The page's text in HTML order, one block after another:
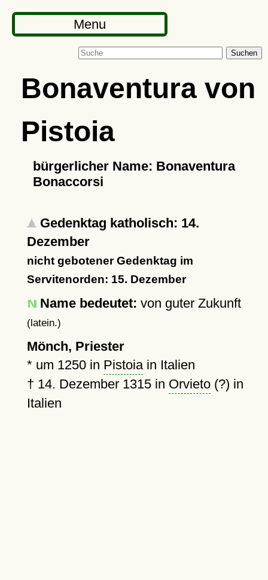
Menu
Suchen
Bonaventura von
Pistoia
bürgerlicher Name: Bonaventura
Bonaccorsi
Gedenktag katholisch: 14.
Dezember
nicht gebotener Gedenktag im
Servitenorden: 15. Dezember
Name bedeutet: von guter Zukunft
(latein.)
Mönch, Priester
* um 1250in Pistoiain Italien
† 14. Dezember 1315in Orvieto(?) in
Italien